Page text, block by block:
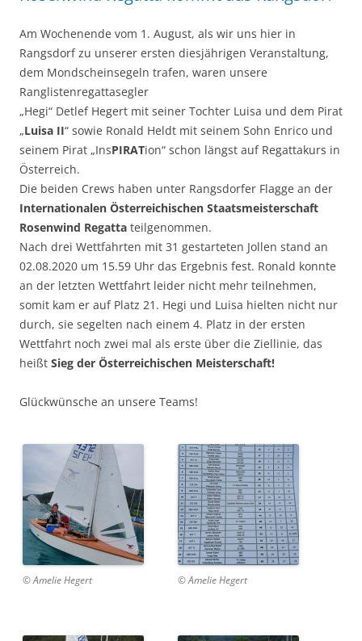
Am Wochenende vom 1. August, als wir uns hier in
Rangsdorf zu unserer ersten diesjährigen Veranstaltung,
dem Mondscheinsegeln trafen, waren unsere
Ranglistenregattasegler
„Hegi“ Detlef Hegert mit seiner Tochter Luisa und dem Pirat
„Luisa II“ sowie Ronald Heldt mit seinem Sohn Enrico und
seinem Pirat „InsPIRATion“ schon längst auf Regattakurs in
Österreich.
Die beiden Crews haben unter Rangsdorfer Flagge an der
Internationalen Österreichischen Staatsmeisterschaft
Rosenwind Regatta teilgenommen.
Nach drei Wettfahrten mit 31 gestarteten Jollen stand an
02.08.2020 um 15.59 Uhr das Ergebnis fest. Ronald konnte
an der letzten Wettfahrt leider nicht mehr teilnehmen,
somit kam er auf Platz 21. Hegi und Luisa hielten nicht nur
durch, sie segelten nach einem 4. Platz in der ersten
Wettfahrt noch zwei mal als erste über die Ziellinie, das
heißt Sieg der Österreichischen Meisterschaft!
Glückwünsche an unsere Teams!
© Amelie Hegert © Amelie Hegert